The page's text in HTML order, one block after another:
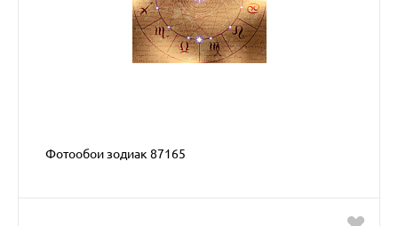
Фотообои зодиак 87165